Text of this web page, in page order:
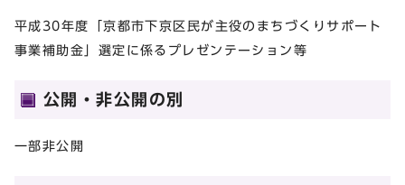
平成30年度「京都市下京区民が主役のまちづくりサポート
事業補助金」選定に係るプレゼンテーション等
公開・非公開の別
一部非公開